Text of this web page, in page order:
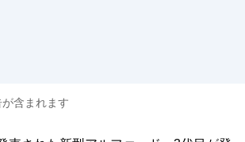
含まれます